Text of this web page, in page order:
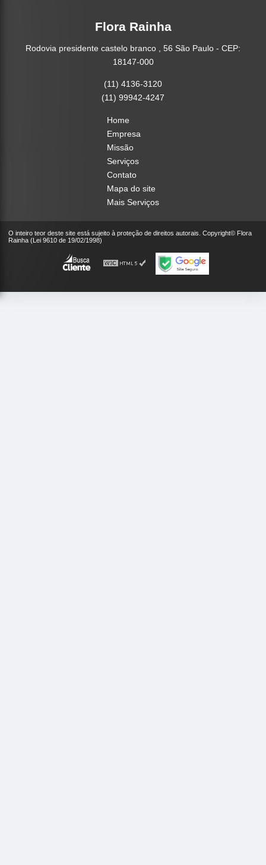
Flora Rainha
Rodovia presidente castelo branco , 56 São Paulo - CEP:
18147-000
(11) 4136-3120
(11) 99942-4247
Home
Empresa
Missão
Serviços
Contato
Mapa do site
Mais Serviços
O inteiro teor deste site está sujeito à proteção de direitos autorais. Copyright© Flora
Rainha (Lei 9610 de 19/02/1998)